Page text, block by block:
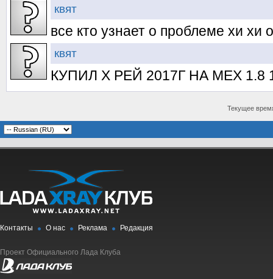
квят
все кто узнает о проблеме хи хи
квят
КУПИЛ Х РЕЙ 2017Г НА МЕХ 1.8
Текущее
Контакты О нас Реклама Редакция
Проект Официального Лада Клуба